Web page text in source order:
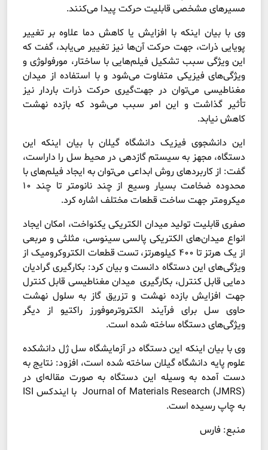
مسیرهای مشخصی قابلیت حرکت پیدا می‌کنند.
وی با بیان اینکه با افزایش یا کاهش دما علاوه بر تغییر
پویایی ذرات، جهت حرکت آن‌ها نیز تغییر می‌یابد، گفت که
این ویژگی سبب تشکیل فیلم‌هایی با ساختار، مورفولوژی و
ویژگی‌های فیزیکی متفاوت می­‌شود و با استفاده از میدان
مغناطیسی می‌توان در جهت‌گیری حرکت ذرات باردار نیز
تأثیر گذاشت و این امر سبب می‌­شود که بازده نهشت
کاهش نیابد.
این دانشجوی فیزیک دانشگاه گیلان با بیان اینکه این
دستگاه، مجهز به سیستم گازدهی در محیط سل را داراست،
گفت: از کاربردهای روش ابداعی می‌توان به ایجاد فیلم‌­های با
محدوده ضخامت بسیار وسیع از چند نانومتر تا چند ۱۰
میکرومتر جهت ساخت قطعات مختلف اشاره کرد.
صفری قابلیت تولید میدان الکتریکی یکنواخت، امکان ایجاد
انواع میدان‌های الکتریکی پالسی سینوسی، مثلثی و مربعی
از یک هرتز تا ۴۰۰ کیلوهرتز، تست قطعات الکتروکرومیک از
ویژگی‌های این دستگاه دانست و بیان کرد: بکارگیری گرادیان
دمایی قابل کنترل، بکارگیری میدان مغناطیسی قابل کنترل
جهت افزایش بازده نهشت و تزریق گاز به سلول نهشت
حاوی سل برای فرآیند الکتروترموفورز راکتیو از دیگر
ویژگی‌های دستگاه ساخته شده است.
وی با بیان اینکه این دستگاه در آزمایشگاه سل ژل دانشکده
علوم پایه دانشگاه گیلان ساخته شده است، افزود: نتایج به
دست آمده به وسیله این دستگاه به صورت مقاله‌ای در
Journal of Materials Research (JMRS) با ایندکس ISI
به چاپ رسیده است.
منبع: فارس